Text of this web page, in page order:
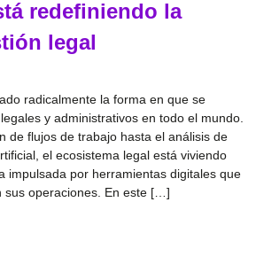
redefiniendo la
legal
radicalmente la forma en que se
y administrativos en todo el mundo.
de flujos de trabajo hasta el análisis de
el ecosistema legal está viviendo
impulsada por herramientas digitales que
sus operaciones. En este […]